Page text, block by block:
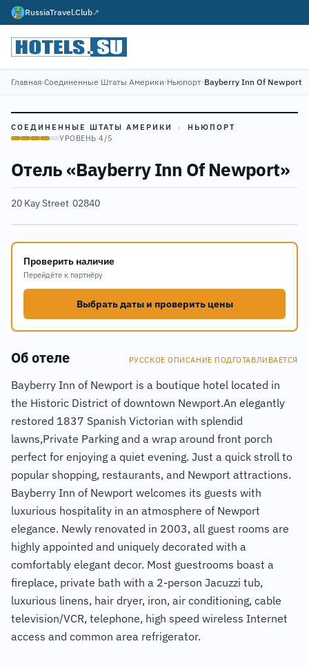
RussiaTravel.Club↗
Главная›Соединенные Штаты Америки›Ньюпорт›Bayberry Inn Of Newport
СОЕДИНЕННЫЕ ШТАТЫ АМЕРИКИ ›
НЬЮПОРТ
УРОВЕНЬ 4/5
Отель «Bayberry Inn Of Newport»
20 Kay Street·02840
Проверить наличие
Перейдёте к партнёру
Выбрать даты и проверить цены
Об отеле РУССКОЕ ОПИСАНИЕ ПОДГОТАВЛИВАЕТСЯ
Bayberry Inn of Newport is a boutique hotel located in
the Historic District of downtown Newport.An elegantly
restored 1837 Spanish Victorian with splendid
lawns,Private Parking and a wrap around front porch
perfect for enjoying a quiet evening. Just a quick stroll to
popular shopping, restaurants, and Newport attractions.
Bayberry Inn of Newport welcomes its guests with
luxurious hospitality in an atmosphere of Newport
elegance. Newly renovated in 2003, all guest rooms are
highly appointed and uniquely decorated with a
comfortably elegant decor. Most guestrooms boast a
fireplace, private bath with a 2-person Jacuzzi tub,
luxurious linens, hair dryer, iron, air conditioning, cable
television/VCR, telephone, high speed wireless Internet
access and common area refrigerator.